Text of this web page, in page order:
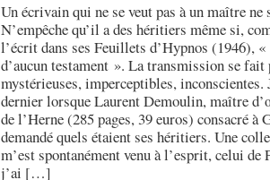
Un écrivain qui ne se veut pas à un maître
N’empêche qu’il a des héritiers même si,
l’écrit dans ses Feuillets d’Hypnos (1946), «
d’aucun testament ». La transmission se fait
mystérieuses, imperceptibles, inconscientes.
dernier lorsque Laurent Demoulin, maître
de l’Herne (285 pages, 39 euros) consacré à
demandé quels étaient ses héritiers. Une
m’est spontanément venu à l’esprit, celui
j’ai […]